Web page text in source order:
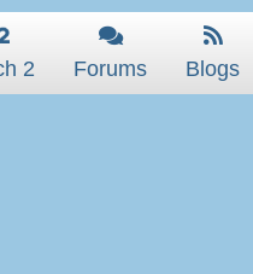
2 Forums Blogs